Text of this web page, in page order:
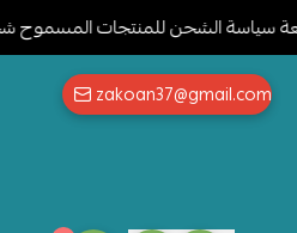
الشحن للمنتجات المسموح شحنها
zakoan37@gmail.com